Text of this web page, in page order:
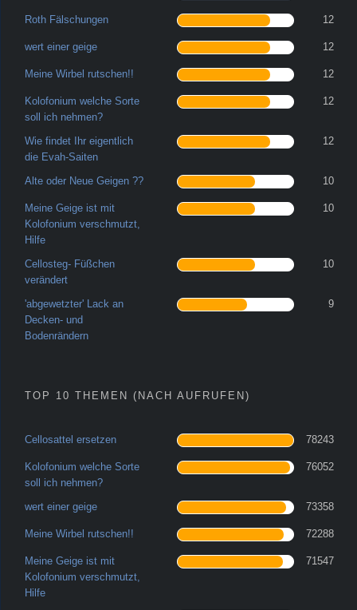
Roth Fälschungen 12
wert einer geige 12
Meine Wirbel rutschen!! 12
Kolofonium welche Sorte
soll ich nehmen?
12
Wie findet Ihr eigentlich
die Evah-Saiten
12
Alte oder Neue Geigen ?? 10
Meine Geige ist mit
Kolofonium verschmutzt,
Hilfe
10
Cellosteg- Füßchen
verändert
10
'abgewetzter' Lack an
Decken- und
Bodenrändern
9
TOP 10 THEMEN (NACH AUFRUFEN)
Cellosattel ersetzen 78243
Kolofonium welche Sorte
soll ich nehmen?
76052
wert einer geige 73358
Meine Wirbel rutschen!! 72288
Meine Geige ist mit
Kolofonium verschmutzt,
Hilfe
71547